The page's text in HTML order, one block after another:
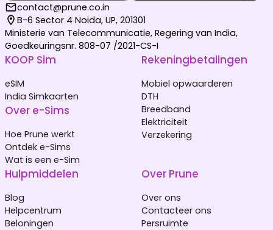
contact@prune.co.in
B-6 Sector 4 Noida, UP, 201301
Ministerie van Telecommunicatie, Regering van India,
Goedkeuringsnr. 808-07 /2021-CS-I
KOOP Sim
eSIM
India Simkaarten
Over e-Sims
Hoe Prune werkt
Ontdek e-Sims
Wat is een e-Sim
Rekeningbetalingen
Mobiel opwaarderen
DTH
Breedband
Elektriciteit
Verzekering
Hulpmiddelen
Blog
Helpcentrum
Beloningen
Over Prune
Over ons
Contacteer ons
Persruimte